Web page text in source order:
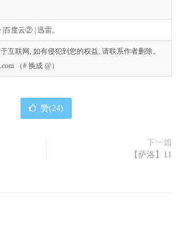
度云② | 迅雷。
互联网, 如有侵犯到您的权益, 请联系作者删除。
（# 换成 @）
赞(24)
下一篇
【萨洛】11